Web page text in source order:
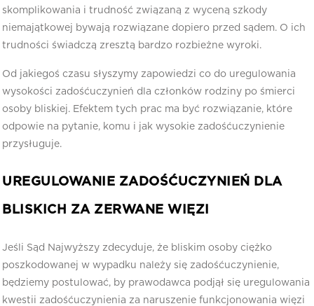
skomplikowania i trudność związaną z wyceną szkody
niemajątkowej bywają rozwiązane dopiero przed sądem. O ich
trudności świadczą zresztą bardzo rozbieżne wyroki.
Od jakiegoś czasu słyszymy zapowiedzi co do uregulowania
wysokości zadośćuczynień dla członków rodziny po śmierci
osoby bliskiej. Efektem tych prac ma być rozwiązanie, które
odpowie na pytanie, komu i jak wysokie zadośćuczynienie
przysługuje.
UREGULOWANIE ZADOŚĆUCZYNIEŃ DLA
BLISKICH ZA ZERWANE WIĘZI
Jeśli Sąd Najwyższy zdecyduje, że bliskim osoby ciężko
poszkodowanej w wypadku należy się zadośćuczynienie,
będziemy postulować, by prawodawca podjął się uregulowania
kwestii zadośćuczynienia za naruszenie funkcjonowania więzi